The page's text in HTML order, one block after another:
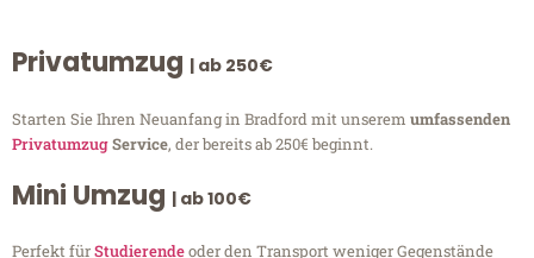
Privatumzug | ab 250€
Starten Sie Ihren Neuanfang in Bradford mit unserem umfassenden
PrivatumzugService, der bereits ab 250€ beginnt.
Mini Umzug | ab 100€
Perfekt fürStudierendeoder den Transport weniger Gegenstände